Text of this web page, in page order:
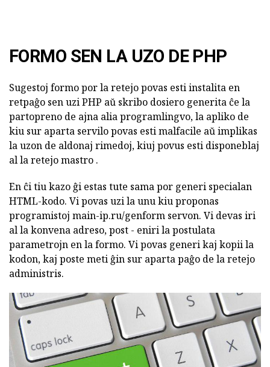
FORMO SEN LA UZO DE PHP
Sugestoj formo por la retejo povas esti instalita en
retpaĝo sen uzi PHP aŭ skribo dosiero generita ĉe la
partopreno de ajna alia programlingvo, la apliko de
kiu sur aparta servilo povas esti malfacile aŭ implikas
la uzon de aldonaj rimedoj, kiuj povus esti disponeblaj
al la retejo mastro .
En ĉi tiu kazo ĝi estas tute sama por generi specialan
HTML-kodo. Vi povas uzi la unu kiu proponas
programistoj main-ip.ru/genform servon. Vi devas iri
al la konvena adreso, post - eniri la postulata
parametrojn en la formo. Vi povas generi kaj kopii la
kodon, kaj poste meti ĝin sur aparta paĝo de la retejo
administris.